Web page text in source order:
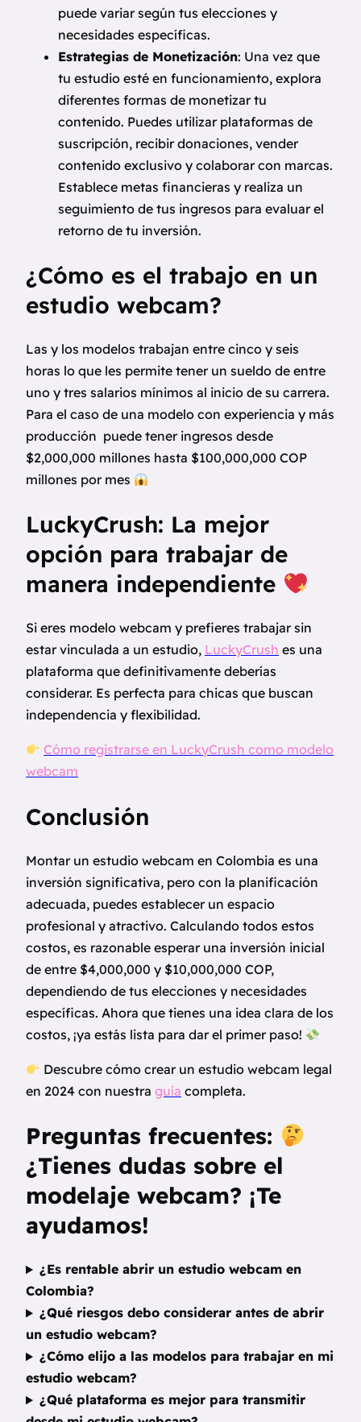
puede variar según tus elecciones y
necesidades específicas.
Estrategias de Monetización: Una vez que
tu estudio esté en funcionamiento, explora
diferentes formas de monetizar tu
contenido. Puedes utilizar plataformas de
suscripción, recibir donaciones, vender
contenido exclusivo y colaborar con marcas.
Establece metas financieras y realiza un
seguimiento de tus ingresos para evaluar el
retorno de tu inversión.
¿Cómo es el trabajo en un
estudio webcam?
Las y los modelos trabajan entre cinco y seis
horas lo que les permite tener un sueldo de entre
uno y tres salarios mínimos al inicio de su carrera.
Para el caso de una modelo con experiencia y más
producción puede tener ingresos desde
$2,000,000 millones hasta $100,000,000 COP
millones por mes
LuckyCrush: La mejor
opción para trabajar de
manera independiente
Si eres modelo webcam y prefieres trabajar sin
estar vinculada a un estudio, LuckyCrush es una
plataforma que definitivamente deberías
considerar. Es perfecta para chicas que buscan
independencia y flexibilidad.
Cómo registrarse en LuckyCrush como modelo
webcam
Conclusión
Montar un estudio webcam en Colombia es una
inversión significativa, pero con la planificación
adecuada, puedes establecer un espacio
profesional y atractivo. Calculando todos estos
costos, es razonable esperar una inversión inicial
de entre $4,000,000 y $10,000,000 COP,
dependiendo de tus elecciones y necesidades
específicas. Ahora que tienes una idea clara de los
costos, ¡ya estás lista para dar el primer paso!
Descubre cómo crear un estudio webcam legal
en 2024 con nuestra guía completa.
Preguntas frecuentes:
¿Tienes dudas sobre el
modelaje webcam? ¡Te
ayudamos!
¿Es rentable abrir un estudio webcam en
Colombia?
¿Qué riesgos debo considerar antes de abrir
un estudio webcam?
¿Cómo elijo a las modelos para trabajar en mi
estudio webcam?
¿Qué plataforma es mejor para transmitir